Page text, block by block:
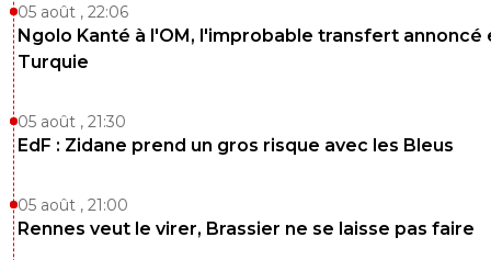
05 août , 22:06
Ngolo Kanté à l'OM, l'improbable transfert annoncé
Turquie
05 août , 21:30
EdF : Zidane prend un gros risque avec les Bleus
05 août , 21:00
Rennes veut le virer, Brassier ne se laisse pas faire